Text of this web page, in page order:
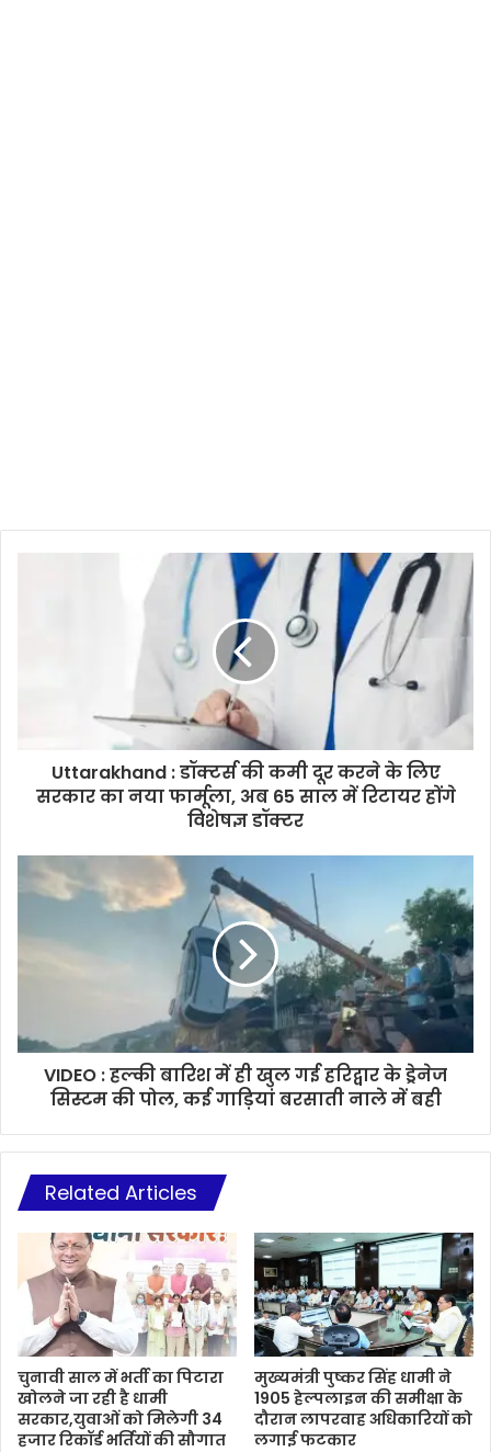
Uttarakhand : डॉक्टर्स की कमी दूर करने के लिए
सरकार का नया फार्मूला, अब 65 साल में रिटायर होंगे
विशेषज्ञ डॉक्टर
VIDEO : हल्की बारिश में ही खुल गई हरिद्वार के ड्रेनेज
सिस्टम की पोल, कई गाड़ियां बरसाती नाले में बही
Related Articles
चुनावी साल में भर्ती का पिटारा
खोलने जा रही है धामी
सरकार,युवाओं को मिलेगी 34
हजार रिकॉर्ड भर्तियों की सौगात
मुख्यमंत्री पुष्कर सिंह धामी ने
1905 हेल्पलाइन की समीक्षा के
दौरान लापरवाह अधिकारियों को
लगाई फटकार